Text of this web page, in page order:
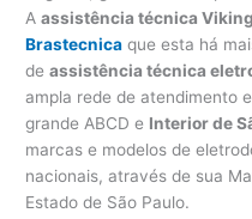
a
t
é
a
Aassistência técnica
Brastecnica que esta há
deassistência técnica
ampla rede de atendimento
grande ABCD e Interior de
marcas e modelos de
nacionais, através de sua
Estado de São Paulo.